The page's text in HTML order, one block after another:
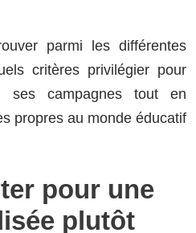
parmi les différentes
critères privilégier pour
ses campagnes tout en
propres au monde éducatif
pour une
plutôt